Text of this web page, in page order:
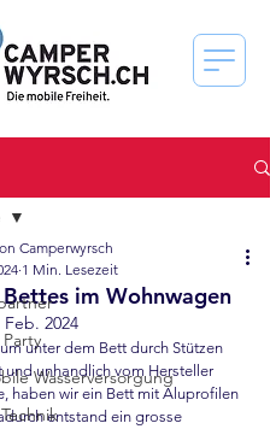
Wasserversorgung
im Wohnwagen
Camperwyrsch
1 Min. Lesezeit
Feb. 2024
unter dem Bett durch Stützen
und unhandlich vom Hersteller
haben wir ein Bett mit Aluprofilen
entstand ein grosse